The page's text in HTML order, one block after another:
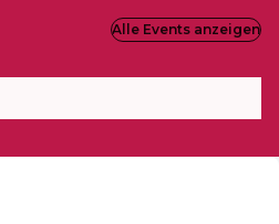
Alle Events anzeigen